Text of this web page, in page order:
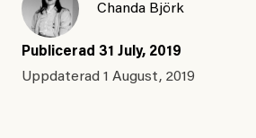
Chanda Björk
Publicerad 31 July, 2019
Uppdaterad 1 August, 2019